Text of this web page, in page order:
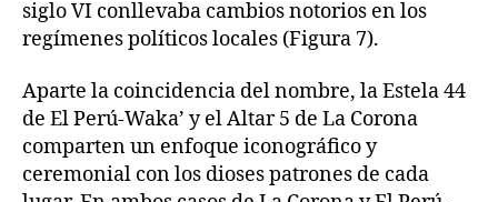
siglo VI conllevaba cambios notorios en los
regímenes políticos locales (Figura 7).
Aparte la coincidencia del nombre, la Estela 44
de El Perú-Waka’ y el Altar 5 de La Corona
comparten un enfoque iconográfico y
ceremonial con los dioses patrones de cada